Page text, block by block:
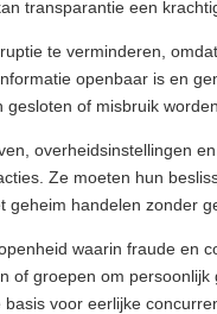
transparantie een
te verminderen,
openbaar is en
of misbruik
overheidsinstellingen
Ze moeten hun
geheim handelen zonder
waarin fraude en
of groepen om
voor eerlijke